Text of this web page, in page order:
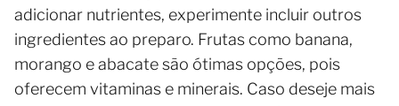
adicionar nutrientes, experimente incluir outros
ingredientes ao preparo. Frutas como banana,
morango e abacate são ótimas opções, pois
oferecem vitaminas e minerais. Caso deseje mais